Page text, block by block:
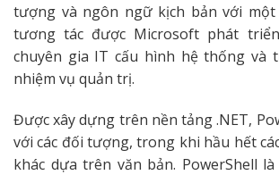
tượng và ngôn ngữ kịch bản với một
tương tác được Microsoft phát
chuyên gia IT cấu hình hệ thống và
nhiệm vụ quản trị.
Được xây dựng trên nền tảng .NET,
với các đối tượng, trong khi hầu hết
khác dựa trên văn bản. PowerShell